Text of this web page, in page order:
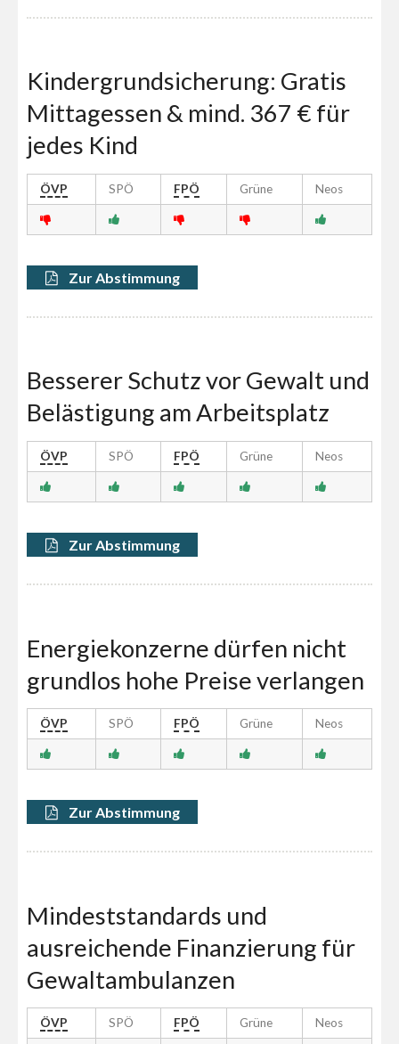
Kindergrundsicherung: Gratis
Mittagessen & mind. 367 € für
jedes Kind
ÖVP SPÖ FPÖ Grüne Neos
Zur Abstimmung
Besserer Schutz vor Gewalt und
Belästigung am Arbeitsplatz
ÖVP SPÖ FPÖ Grüne Neos
Zur Abstimmung
Energiekonzerne dürfen nicht
grundlos hohe Preise verlangen
ÖVP SPÖ FPÖ Grüne Neos
Zur Abstimmung
Mindeststandards und
ausreichende Finanzierung für
Gewaltambulanzen
ÖVP SPÖ FPÖ Grüne Neos